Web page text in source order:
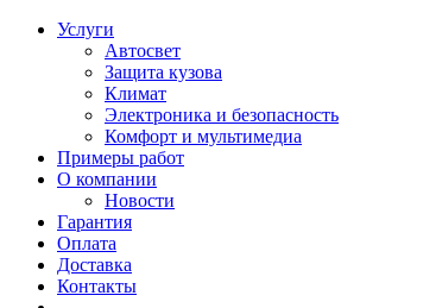
Услуги
Автосвет
Защита кузова
Климат
Электроника и безопасность
Комфорт и мультимедиа
Примеры работ
О компании
Новости
Гарантия
Оплата
Доставка
Контакты